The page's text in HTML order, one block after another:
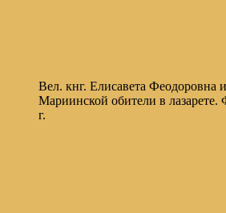
Вел. кнг. Елисавета Феодоровна
Мариинской обители в лазарете.
г.